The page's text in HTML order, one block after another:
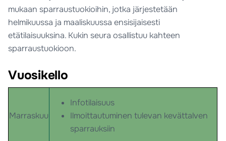
mukaan sparraustuokioihin, jotka järjestetään
helmikuussa ja maaliskuussa ensisijaisesti
etätilaisuuksina. Kukin seura osallistuu kahteen
sparraustuokioon.
Vuosikello
Marraskuu
Infotilaisuus
Ilmoittautuminen tulevan kevättalven
sparrauksiin